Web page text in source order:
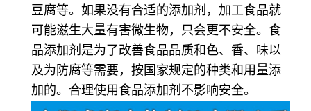
豆腐等。如果没有合适的添加剂，加工食品就
可能滋生大量有害微生物，只会更不安全。食
品添加剂是为了改善食品品质和色、香、味以
及为防腐等需要，按国家规定的种类和用量添
加的。合理使用食品添加剂不影响安全。